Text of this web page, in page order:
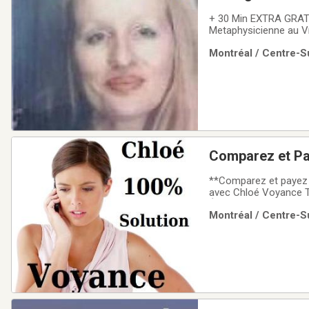
+ 30 Min EXTRA
Metaphysicienne au Vrai
Montréal / Centre-
Comparez et
**Comparez et payez
avec Chloé Voyance
PRÊT à TOUT
Montréal / Centre-